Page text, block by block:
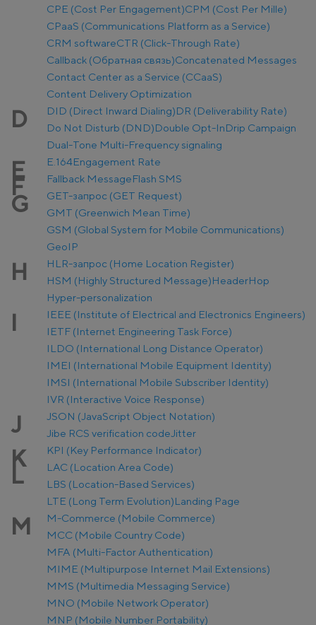
CPE (Cost Per Engagement)CPM (Cost Per Mille)
CPaaS (Communications Platform as a Service)
CRM softwareCTR (Click-Through Rate)
Callback (Обратная связь)Concatenated Messages
Contact Center as a Service (CCaaS)
Content Delivery Optimization
D DID (Direct Inward Dialing)DR (Deliverability Rate)
Do Not Disturb (DND)Double Opt-InDrip Campaign
Dual-Tone Multi-Frequency signaling
E E.164Engagement Rate
F Fallback MessageFlash SMS
G
GET-запрос (GET Request)
GMT (Greenwich Mean Time)
GSM (Global System for Mobile Communications)
GeoIP
H
HLR-запрос (Home Location Register)
HSM (Highly Structured Message)HeaderHop
Hyper-personalization
I
IEEE (Institute of Electrical and Electronics Engineers)
IETF (Internet Engineering Task Force)
ILDO (International Long Distance Operator)
IMEI (International Mobile Equipment Identity)
IMSI (International Mobile Subscriber Identity)
IVR (Interactive Voice Response)
J
JSON (JavaScript Object Notation)
Jibe RCS verification codeJitter
K KPI (Key Performance Indicator)
L
LAC (Location Area Code)
LBS (Location-Based Services)
LTE (Long Term Evolution)Landing Page
M
M-Commerce (Mobile Commerce)
MCC (Mobile Country Code)
MFA (Multi-Factor Authentication)
MIME (Multipurpose Internet Mail Extensions)
MMS (Multimedia Messaging Service)
MNO (Mobile Network Operator)
MNP (Mobile Number Portability)